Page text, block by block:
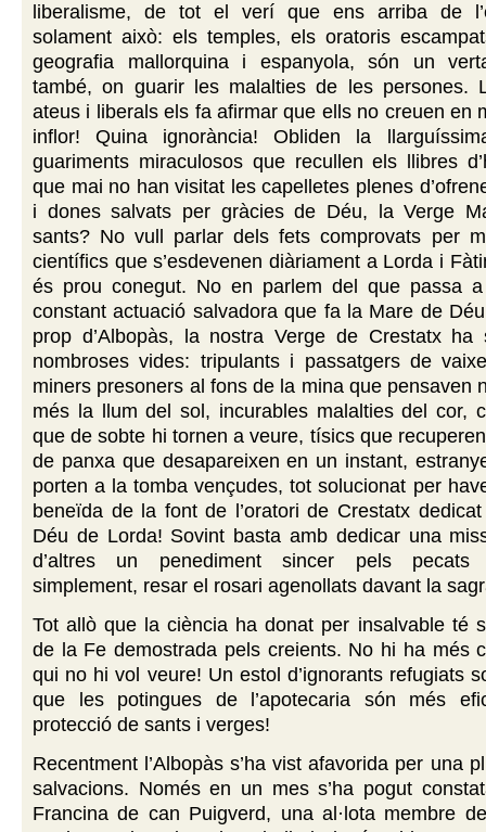
liberalisme, de tot el verí que ens arriba de
solament això: els temples, els oratoris
geografia mallorquina i espanyola, són un
també, on guarir les malalties de les persones.
ateus i liberals els fa afirmar que ells no creuen en
inflor! Quina ignorància! Obliden la
guariments miraculosos que recullen els llibres
que mai no han visitat les capelletes plenes
i dones salvats per gràcies de Déu, la Verge
sants? No vull parlar dels fets comprovats per
científics que s’esdevenen diàriament a Lorda i
és prou conegut. No en parlem del que passa
constant actuació salvadora que fa la Mare de
prop d’Albopàs, la nostra Verge de Crestatx ha
nombroses vides: tripulants i passatgers de
miners presoners al fons de la mina que pensaven
més la llum del sol, incurables malalties del cor,
que de sobte hi tornen a veure, tísics que
de panxa que desapareixen en un instant,
porten a la tomba vençudes, tot solucionat per
beneïda de la font de l’oratori de Crestatx
Déu de Lorda! Sovint basta amb dedicar una
d’altres un penediment sincer pels pecats
simplement, resar el rosari agenollats davant la
Tot allò que la ciència ha donat per insalvable té
de la Fe demostrada pels creients. No hi ha més
qui no hi vol veure! Un estol d’ignorants refugiats
que les potingues de l’apotecaria són més
protecció de sants i verges!
Recentment l’Albopàs s’ha vist afavorida per una
salvacions. Només en un mes s’ha pogut
Francina de can Puigverd, una al·lota membre